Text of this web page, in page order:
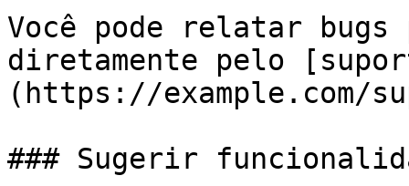
Você pode relatar bugs
diretamente pelo
(https://example.com/
### Sugerir